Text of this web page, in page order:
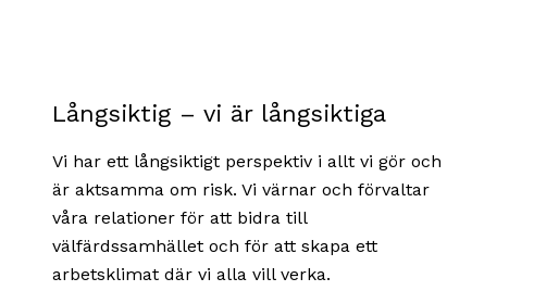
Långsiktig – vi är långsiktiga
Vi har ett långsiktigt perspektiv i allt vi gör och
är aktsamma om risk. Vi värnar och förvaltar
våra relationer för att bidra till
välfärdssamhället och för att skapa ett
arbetsklimat där vi alla vill verka.